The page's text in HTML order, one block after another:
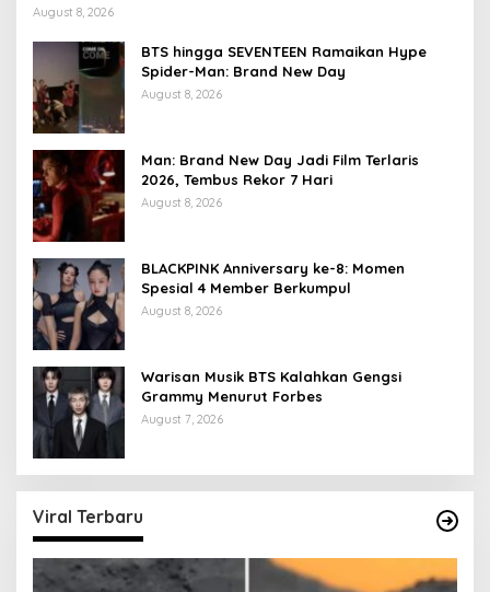
August 8, 2026
BTS hingga SEVENTEEN Ramaikan Hype
Spider-Man: Brand New Day
August 8, 2026
Man: Brand New Day Jadi Film Terlaris
2026, Tembus Rekor 7 Hari
August 8, 2026
BLACKPINK Anniversary ke-8: Momen
Spesial 4 Member Berkumpul
August 8, 2026
Warisan Musik BTS Kalahkan Gengsi
Grammy Menurut Forbes
August 7, 2026
Viral Terbaru